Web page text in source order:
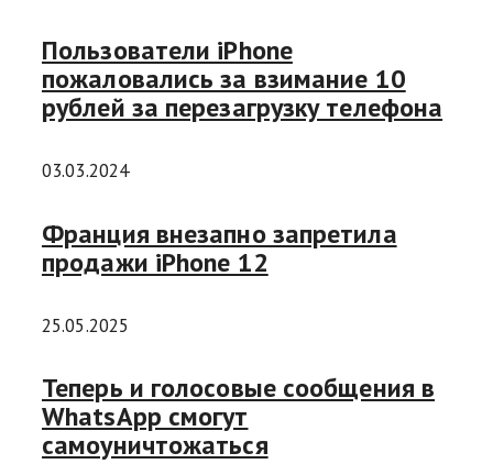
Пользователи iPhone
пожаловались за взимание 10
рублей за перезагрузку телефона
03.03.2024
Франция внезапно запретила
продажи iPhone 12
25.05.2025
Теперь и голосовые сообщения в
WhatsApp смогут
самоуничтожаться